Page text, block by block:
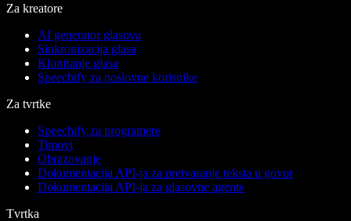
Za kreatore
AI generator glasova
Sinkronizacija glasa
Kloniranje glasa
Speechify za poslovne korisnike
Za tvrtke
Speechify za programere
Timovi
Obrazovanje
Dokumentacija API-ja za pretvaranje teksta u govor
Dokumentacija API-ja za glasovne agente
Tvrtka